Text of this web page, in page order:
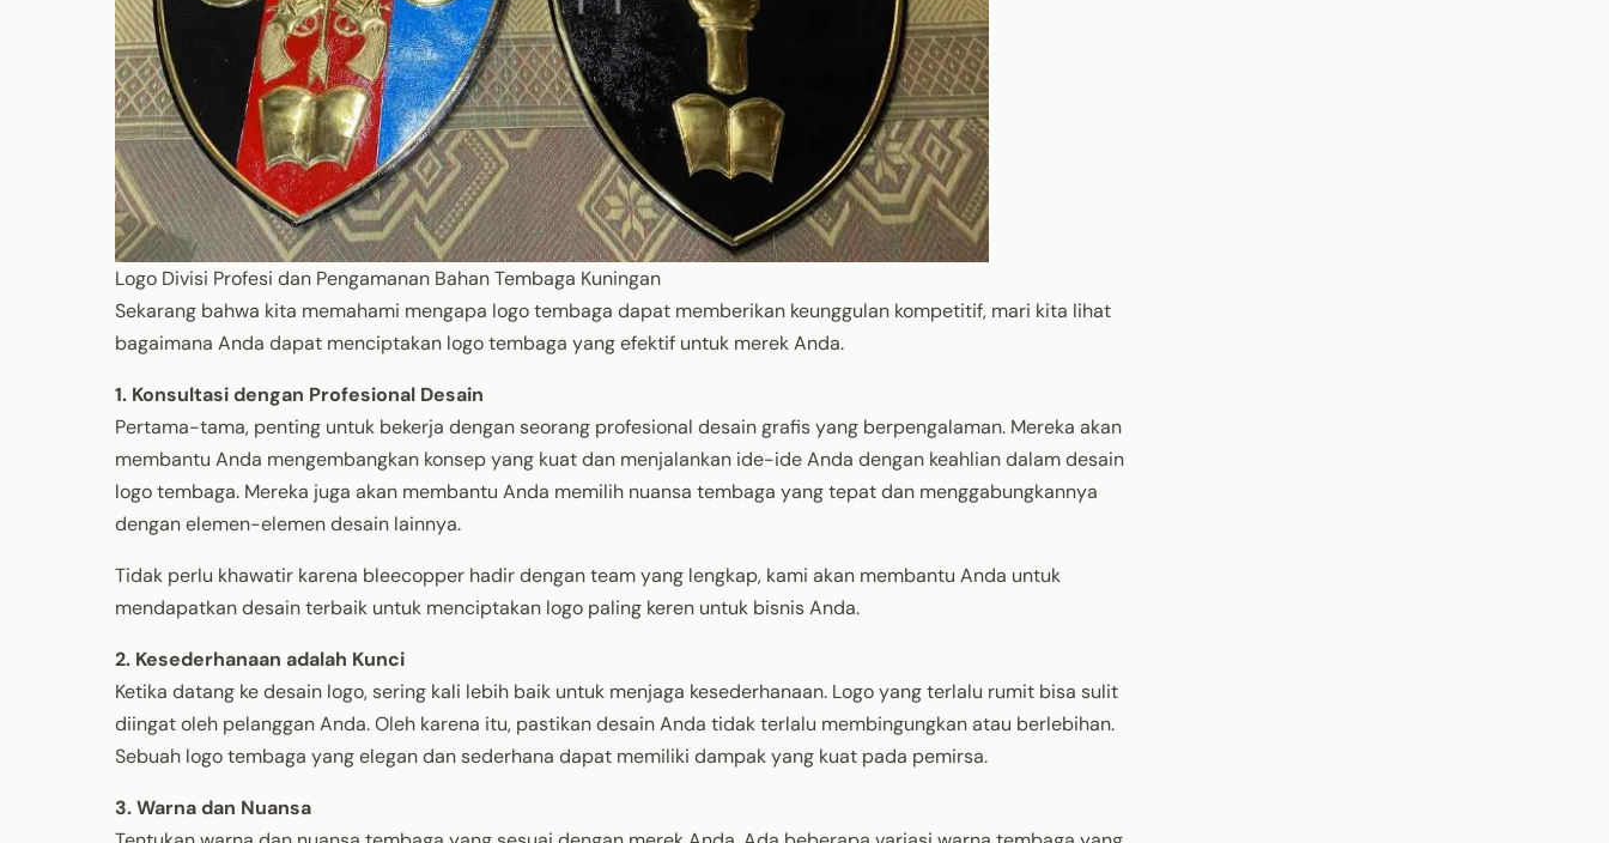
Logo Divisi Profesi dan Pengamanan Bahan Tembaga Kuningan
Sekarang bahwa kita memahami mengapa logo tembaga dapat memberikan keunggulan kompetitif, mari kita lihat
bagaimana Anda dapat menciptakan logo tembaga yang efektif untuk merek Anda.
1. Konsultasi dengan Profesional Desain
Pertama-tama, penting untuk bekerja dengan seorang profesional desain grafis yang berpengalaman. Mereka akan
membantu Anda mengembangkan konsep yang kuat dan menjalankan ide-ide Anda dengan keahlian dalam desain
logo tembaga. Mereka juga akan membantu Anda memilih nuansa tembaga yang tepat dan menggabungkannya
dengan elemen-elemen desain lainnya.
Tidak perlu khawatir karena bleecopper hadir dengan team yang lengkap, kami akan membantu Anda untuk
mendapatkan desain terbaik untuk menciptakan logo paling keren untuk bisnis Anda.
2. Kesederhanaan adalah Kunci
Ketika datang ke desain logo, sering kali lebih baik untuk menjaga kesederhanaan. Logo yang terlalu rumit bisa sulit
diingat oleh pelanggan Anda. Oleh karena itu, pastikan desain Anda tidak terlalu membingungkan atau berlebihan.
Sebuah logo tembaga yang elegan dan sederhana dapat memiliki dampak yang kuat pada pemirsa.
3. Warna dan Nuansa